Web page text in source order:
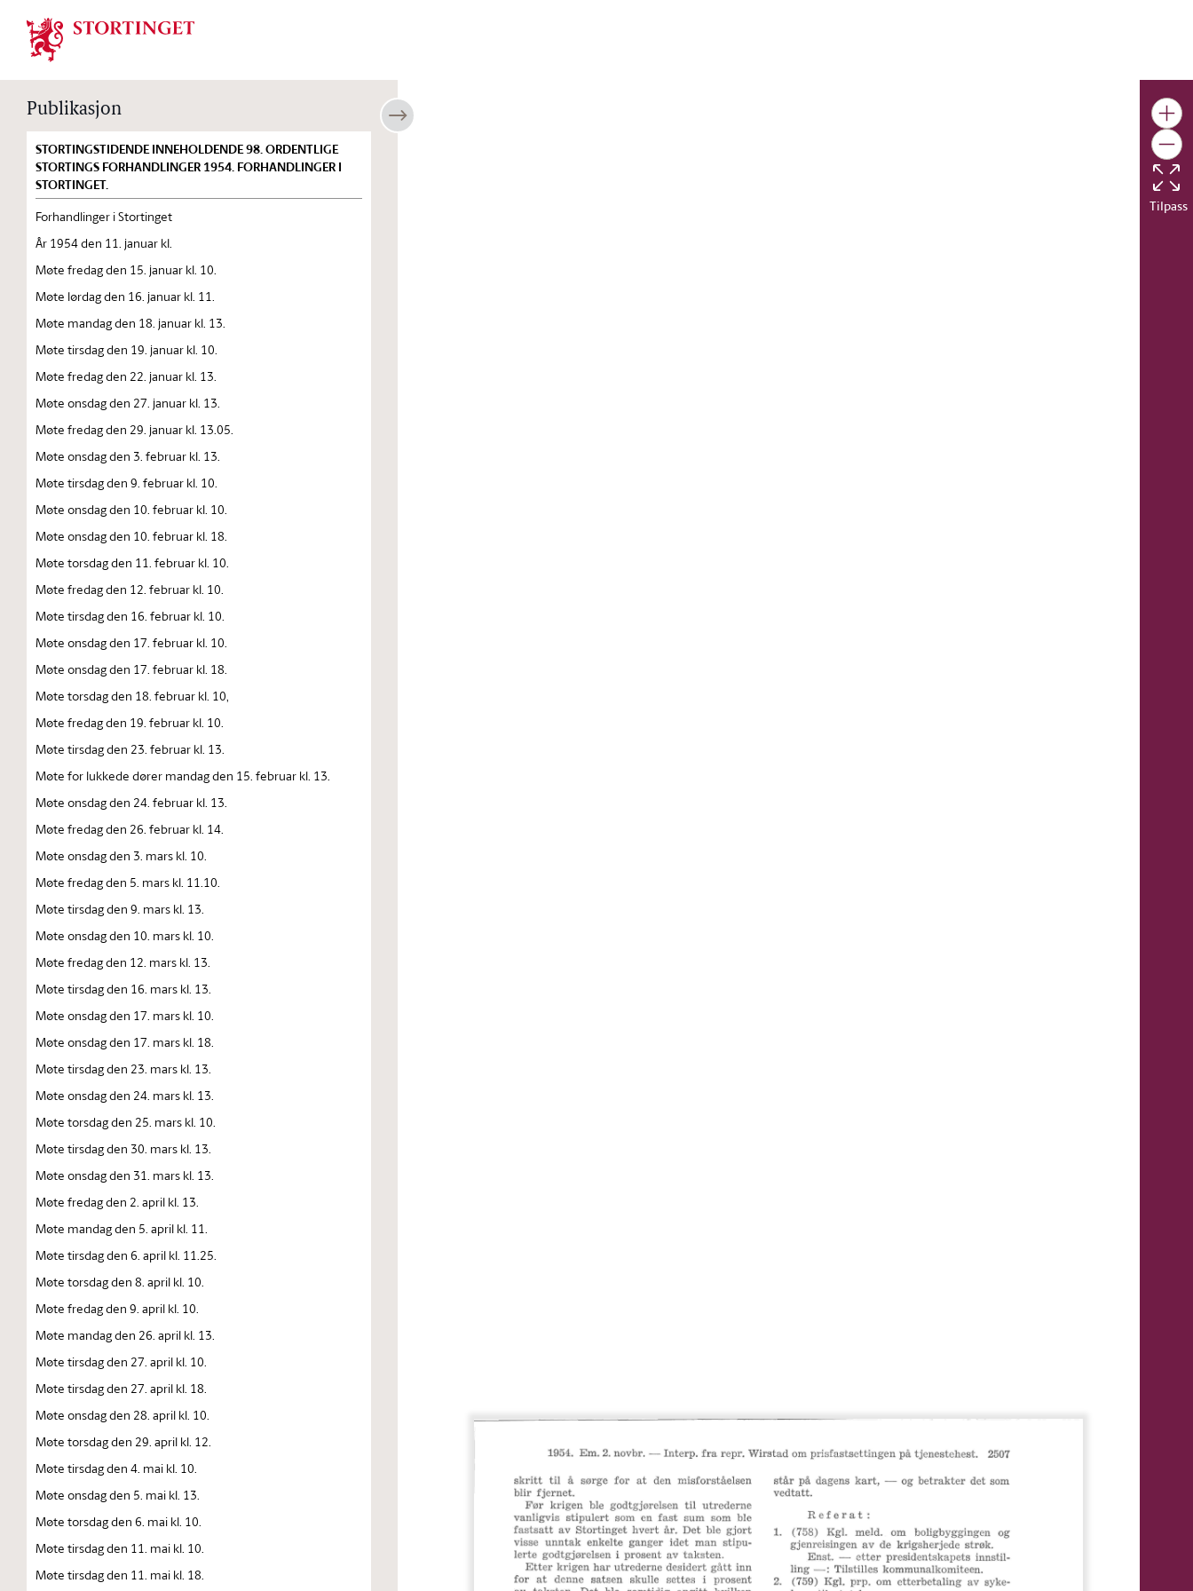
Stortinget.no
Publikasjon
STORTINGSTIDENDE INNEHOLDENDE 98. ORDENTLIGE
STORTINGS FORHANDLINGER 1954. FORHANDLINGER I
STORTINGET.
Forhandlinger i Stortinget
År 1954 den 11. januar kl.
Møte fredag den 15. januar kl. 10.
Møte lørdag den 16. januar kl. 11.
Møte mandag den 18. januar kl. 13.
Møte tirsdag den 19. januar kl. 10.
Møte fredag den 22. januar kl. 13.
Møte onsdag den 27. januar kl. 13.
Møte fredag den 29. januar kl. 13.05.
Møte onsdag den 3. februar kl. 13.
Møte tirsdag den 9. februar kl. 10.
Møte onsdag den 10. februar kl. 10.
Møte onsdag den 10. februar kl. 18.
Møte torsdag den 11. februar kl. 10.
Møte fredag den 12. februar kl. 10.
Møte tirsdag den 16. februar kl. 10.
Møte onsdag den 17. februar kl. 10.
Møte onsdag den 17. februar kl. 18.
Møte torsdag den 18. februar kl. 10,
Møte fredag den 19. februar kl. 10.
Møte tirsdag den 23. februar kl. 13.
Møte for lukkede dører mandag den 15. februar kl. 13.
Møte onsdag den 24. februar kl. 13.
Møte fredag den 26. februar kl. 14.
Møte onsdag den 3. mars kl. 10.
Møte fredag den 5. mars kl. 11.10.
Møte tirsdag den 9. mars kl. 13.
Møte onsdag den 10. mars kl. 10.
Møte fredag den 12. mars kl. 13.
Møte tirsdag den 16. mars kl. 13.
Møte onsdag den 17. mars kl. 10.
Møte onsdag den 17. mars kl. 18.
Møte tirsdag den 23. mars kl. 13.
Møte onsdag den 24. mars kl. 13.
Møte torsdag den 25. mars kl. 10.
Møte tirsdag den 30. mars kl. 13.
Møte onsdag den 31. mars kl. 13.
Møte fredag den 2. april kl. 13.
Møte mandag den 5. april kl. 11.
Møte tirsdag den 6. april kl. 11.25.
Møte torsdag den 8. april kl. 10.
Møte fredag den 9. april kl. 10.
Møte mandag den 26. april kl. 13.
Møte tirsdag den 27. april kl. 10.
Møte tirsdag den 27. april kl. 18.
Møte onsdag den 28. april kl. 10.
Møte torsdag den 29. april kl. 12.
Møte tirsdag den 4. mai kl. 10.
Møte onsdag den 5. mai kl. 13.
Møte torsdag den 6. mai kl. 10.
Møte tirsdag den 11. mai kl. 10.
Møte tirsdag den 11. mai kl. 18.